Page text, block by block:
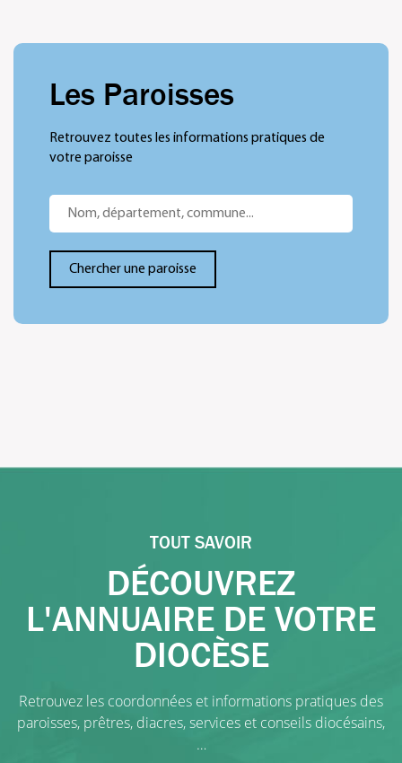
Les Paroisses
Retrouvez toutes les informations pratiques de
votre paroisse
TOUT SAVOIR
DÉCOUVREZ
L'ANNUAIRE DE VOTRE
DIOCÈSE
Retrouvez les coordonnées et informations pratiques des
paroisses, prêtres, diacres, services et conseils diocésains,
…